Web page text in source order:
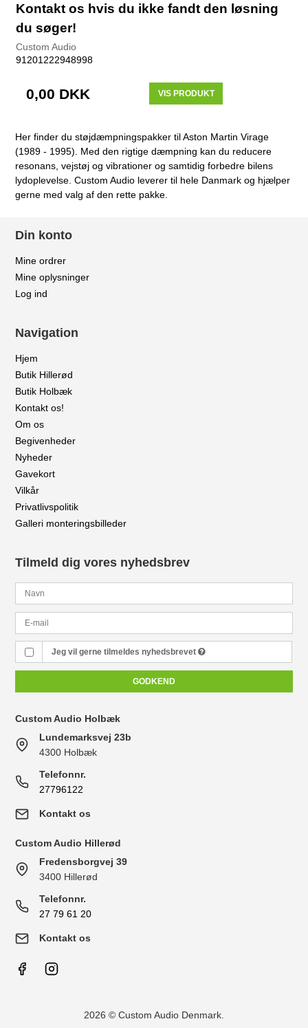
Kontakt os hvis du ikke fandt den løsning
du søger!
Custom Audio
91201222948998
0,00 DKK VIS PRODUKT
Her finder du støjdæmpningspakker til Aston Martin Virage
(1989 - 1995). Med den rigtige dæmpning kan du reducere
resonans, vejstøj og vibrationer og samtidig forbedre bilens
lydoplevelse. Custom Audio leverer til hele Danmark og hjælper
gerne med valg af den rette pakke.
Din konto
Mine ordrer
Mine oplysninger
Log ind
Navigation
Hjem
Butik Hillerød
Butik Holbæk
Kontakt os!
Om os
Begivenheder
Nyheder
Gavekort
Vilkår
Privatlivspolitik
Galleri monteringsbilleder
Tilmeld dig vores nyhedsbrev
Jeg vil gerne tilmeldes nyhedsbrevet
GODKEND
Custom Audio Holbæk
Lundemarksvej 23b
4300 Holbæk
Telefonnr.
27796122
Kontakt os
Custom Audio Hillerød
Fredensborgvej 39
3400 Hillerød
Telefonnr.
27 79 61 20
Kontakt os
2026 © Custom Audio Denmark.